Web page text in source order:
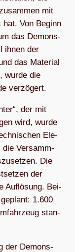
mit
Von Beginn
das Demons­
ihnen der
das Mate­rial
wurde die
verzögert.
der mit
wird, wurde
Ele­
die Ver­samm­
Die
der
Auf­lö­sung. Bei­
1.600
stan­
der Demons­